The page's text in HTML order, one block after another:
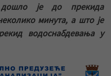
дошло је до прекида
минута, а што је
водоснабдевања у